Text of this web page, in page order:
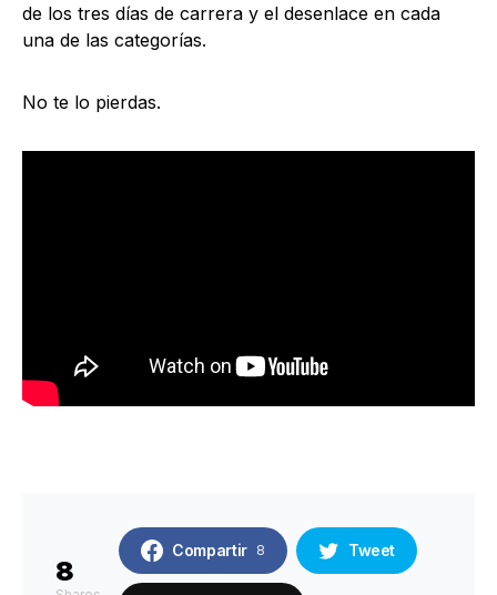
de los tres días de carrera y el desenlace en cada
una de las categorías.
No te lo pierdas.
8
Compartir 8 Tweet